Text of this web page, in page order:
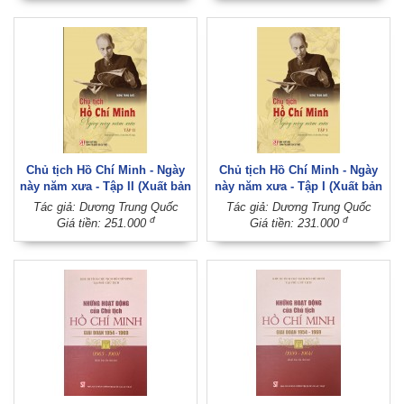
Chủ tịch Hồ Chí Minh - Ngày
này năm xưa - Tập II (Xuất bản
lần thứ ba, có sửa chữa, bổ
sung)
Tác giả: Dương Trung Quốc
Giá tiền: 251.000 đ
Chủ tịch Hồ Chí Minh - Ngày
này năm xưa - Tập I (Xuất bản
lần thứ ba, có sửa chữa, bổ
sung)
Tác giả: Dương Trung Quốc
Giá tiền: 231.000 đ